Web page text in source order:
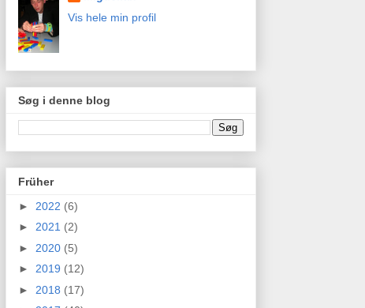
Vis hele min profil
Søg i denne blog
Früher
► 2022 (6)
► 2021 (2)
► 2020 (5)
► 2019 (12)
► 2018 (17)